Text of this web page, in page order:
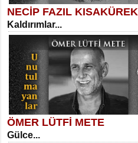
SELAHATTİN YILDIZ
İnsanın Zindanı...
MEHMET TAŞTAN
Sibel Orhan
İki Kırık Boşluk...
NECİP FAZIL KISAKÜREK
Kaldırımlar...
ÖMER LÜTFİ METE
Gülce...